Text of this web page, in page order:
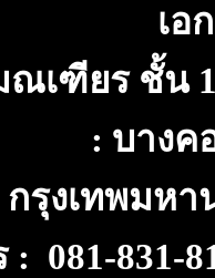
เอ
เฑียร ชั้น
: บางค
กรุงเทพมห
: 081-